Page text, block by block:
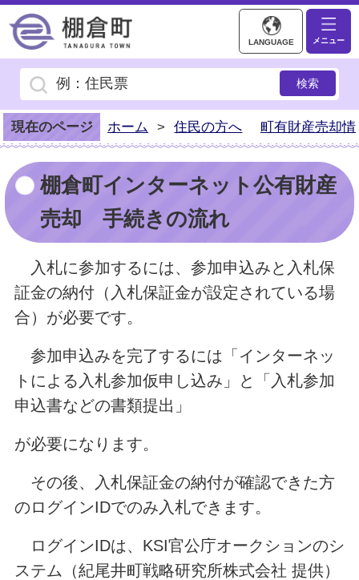
棚倉町ホームページ
LANGUAGE メニュー
現在のページ ホーム > 住民の方へ 町有財産売却情
棚倉町インターネット公有財産
売却 手続きの流れ
入札に参加するには、参加申込みと入札保
証金の納付（入札保証金が設定されている場
合）が必要です。
参加申込みを完了するには「インターネッ
トによる入札参加仮申し込み」と「入札参加
申込書などの書類提出」
が必要になります。
その後、入札保証金の納付が確認できた方
のログインIDでのみ入札できます。
ログインIDは、KSI官公庁オークションのシ
ステム（紀尾井町戦略研究所株式会社 提供）